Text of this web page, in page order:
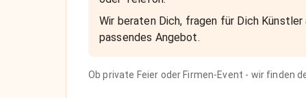
Wir beraten Dich, fragen für Dich
passendes Angebot.
Ob private Feier oder Firmen-Event - wir finden